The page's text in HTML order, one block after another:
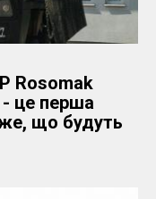
Rosomak
- це перша
що будуть